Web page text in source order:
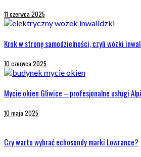
11 czerwca 2025
Krok w stronę samodzielności, czyli wózki
10 czerwca 2025
Mycie okien Gliwice – profesjonalne usługi
10 maja 2025
Czy warto wybrać echosondy marki Lowrance?